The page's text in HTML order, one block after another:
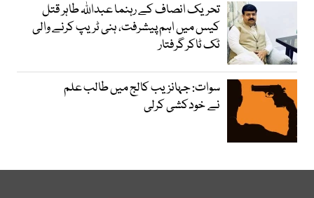
تحریک انصاف کے رہنما عبداللہ طاہر قتل
کیس میں اہم پیشرفت، ہنی ٹریپ کرنے والی
ٹک ٹاکر گرفتار
سوات: جہانزیب کالج میں طالب علم
نے خودکشی کرلی